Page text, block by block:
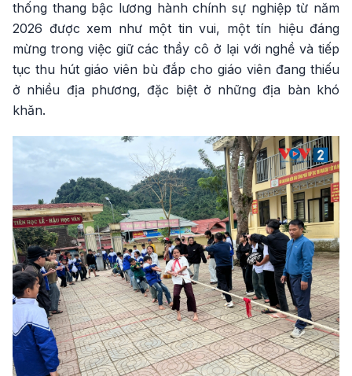
thống thang bậc lương hành chính sự nghiệp từ năm
2026 được xem như một tin vui, một tín hiệu đáng
mừng trong việc giữ các thầy cô ở lại với nghề và tiếp
tục thu hút giáo viên bù đắp cho giáo viên đang thiếu
ở nhiều địa phương, đặc biệt ở những địa bàn khó
khăn.